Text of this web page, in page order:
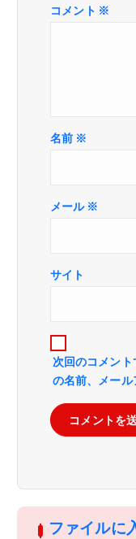
コメント ※
名前 ※
メール ※
サイト
次回のコメン
の名前、メール
ファイルに